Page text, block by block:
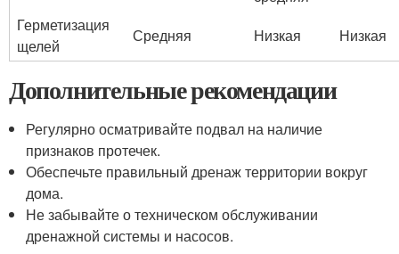
Герметизация
щелей
Средняя Низкая Низкая
Дополнительные рекомендации
Регулярно осматривайте подвал на наличие
признаков протечек.
Обеспечьте правильный дренаж территории вокруг
дома.
Не забывайте о техническом обслуживании
дренажной системы и насосов.